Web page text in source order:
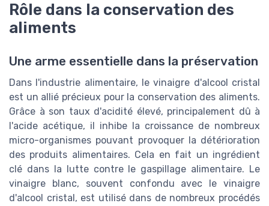
Rôle dans la conservation des
aliments
Une arme essentielle dans la préservation
Dans l'industrie alimentaire, le vinaigre d'alcool cristal
est un allié précieux pour la conservation des aliments.
Grâce à son taux d'acidité élevé, principalement dû à
l'acide acétique, il inhibe la croissance de nombreux
micro-organismes pouvant provoquer la détérioration
des produits alimentaires. Cela en fait un ingrédient
clé dans la lutte contre le gaspillage alimentaire. Le
vinaigre blanc, souvent confondu avec le vinaigre
d'alcool cristal, est utilisé dans de nombreux procédés